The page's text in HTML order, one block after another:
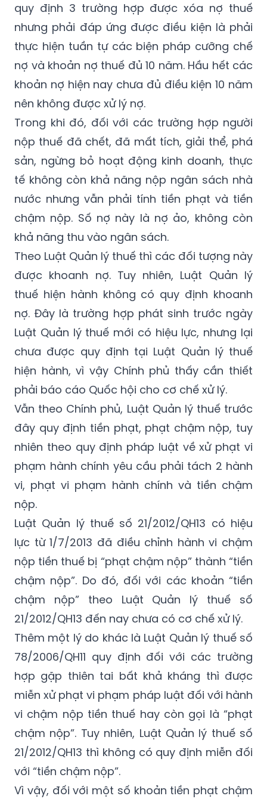
quy định 3 trường hợp được xóa nợ thuế
nhưng phải đáp ứng được điều kiện là phải
thực hiện tuần tự các biện pháp cưỡng chế
nợ và khoản nợ thuế đủ 10 năm. Hầu hết các
khoản nợ hiện nay chưa đủ điều kiện 10 năm
nên không được xử lý nợ.
Trong khi đó, đối với các trường hợp người
nộp thuế đã chết, đã mất tích, giải thể, phá
sản, ngừng bỏ hoạt động kinh doanh, thực
tế không còn khả năng nộp ngân sách nhà
nước nhưng vẫn phải tính tiền phạt và tiền
chậm nộp. Số nợ này là nợ ảo, không còn
khả năng thu vào ngân sách.
Theo Luật Quản lý thuế thì các đối tượng này
được khoanh nợ. Tuy nhiên, Luật Quản lý
thuế hiện hành không có quy định khoanh
nợ. Đây là trường hợp phát sinh trước ngày
Luật Quản lý thuế mới có hiệu lực, nhưng lại
chưa được quy định tại Luật Quản lý thuế
hiện hành, vì vậy Chính phủ thấy cần thiết
phải báo cáo Quốc hội cho cơ chế xử lý.
Vẫn theo Chính phủ, Luật Quản lý thuế trước
đây quy định tiền phạt, phạt chậm nộp, tuy
nhiên theo quy định pháp luật về xử phạt vi
phạm hành chính yêu cầu phải tách 2 hành
vi, phạt vi phạm hành chính và tiền chậm
nộp.
Luật Quản lý thuế số 21/2012/QH13 có hiệu
lực từ 1/7/2013 đã điều chỉnh hành vi chậm
nộp tiền thuế bị “phạt chậm nộp” thành “tiền
chậm nộp”. Do đó, đối với các khoản “tiền
chậm nộp” theo Luật Quản lý thuế số
21/2012/QH13 đến nay chưa có cơ chế xử lý.
Thêm một lý do khác là Luật Quản lý thuế số
78/2006/QH11 quy định đối với các trường
hợp gặp thiên tai bất khả kháng thì được
miễn xử phạt vi phạm pháp luật đối với hành
vi chậm nộp tiền thuế hay còn gọi là “phạt
chậm nộp”. Tuy nhiên, Luật Quản lý thuế số
21/2012/QH13 thì không có quy định miễn đối
với “tiền chậm nộp”.
Vì vậy, đối với một số khoản tiền phạt chậm